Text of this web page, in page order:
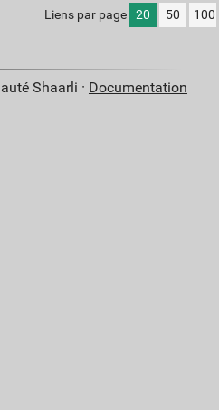
Liens par page 20 50 100
Shaarli · Documentation